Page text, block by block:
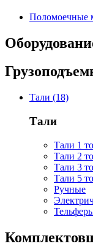
Поломоечные
Тали (18)
Тали
Тали 1
Тали 2
Тали 3
Тали 5
Ручные